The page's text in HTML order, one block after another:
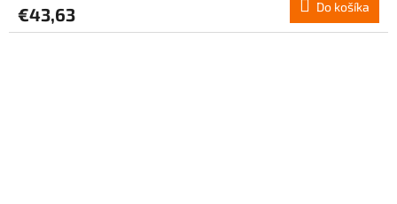
€43,63 Do košíka